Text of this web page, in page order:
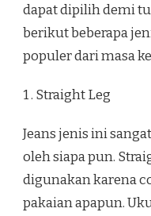
dapat dipilih demi
berikut beberapa
populer dari masa
1 . Straight Leg
Jeans jenis ini
oleh siapa pun.
digunakan karena
pakaian apapun.